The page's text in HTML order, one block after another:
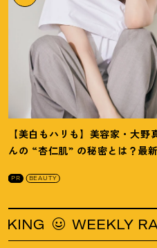
【美白もハリも】美容家・大野
んの “杏仁肌” の秘密とは ？ 最
PR BEAUTY
WEEKLY